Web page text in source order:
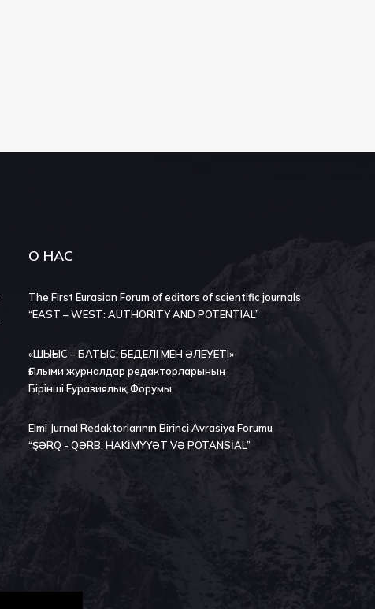
О НАС
The First Eurasian Forum of editors of scientific journals
“EAST – WEST: AUTHORITY AND POTENTIAL”
«ШЫҒЫС – БАТЫС: БЕДЕЛІ МЕН ӘЛЕУЕТІ»
Ғылыми журналдар редакторларының
Бірінші Еуразиялық Форумы
Elmi Jurnal Redaktorlarının Birinci Avrasiya Forumu
“ŞӘRQ - QӘRB: HAKİMYYӘT VӘ POTANSİAL”